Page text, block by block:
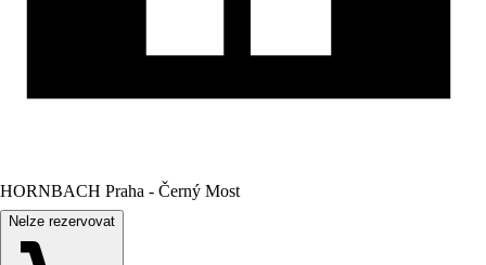
HORNBACH Praha - Černý Most
Nelze rezervovat